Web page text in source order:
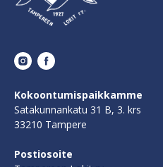
Kokoontumispaikkamme
Satakunnankatu 31 B, 3. krs
33210 Tampere
Postiosoite